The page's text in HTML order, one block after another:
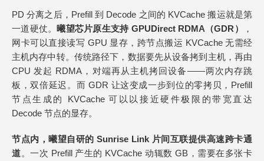
PD 分离之后，Prefill 到 Decode 之间的 KVCache 搬运就是第
一道硬仗。曦望芯片原生支持 GPUDirect RDMA（GDR）
，
网卡可以直接读写 GPU 显存，跨节点搬运 KVCache 无需经
主机内存中转。传统路径下，数据要先从设备拷到主机，再由
CPU 发起 RDMA，对端再从主机拷回设备——两次内存跳
板，双倍延迟。而 GDR 让这变成一步到位的零拷贝，Prefill
节点生成的 KVCache 可以以接近硬件极限的带宽直达
Decode 节点的显存。
节点内，曦望自研的 Sunrise Link 片间互联提供高速跨卡通
道。一次 Prefill 产生的 KVCache 动辄数 GB，需要在多张卡